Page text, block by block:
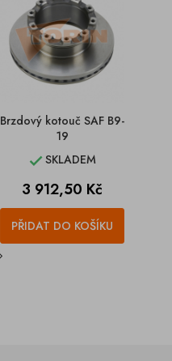
Brzdový kotouč SAF B9-
19
SKLADEM
Cena
3 912,50 Kč
PŘIDAT DO KOŠÍKU